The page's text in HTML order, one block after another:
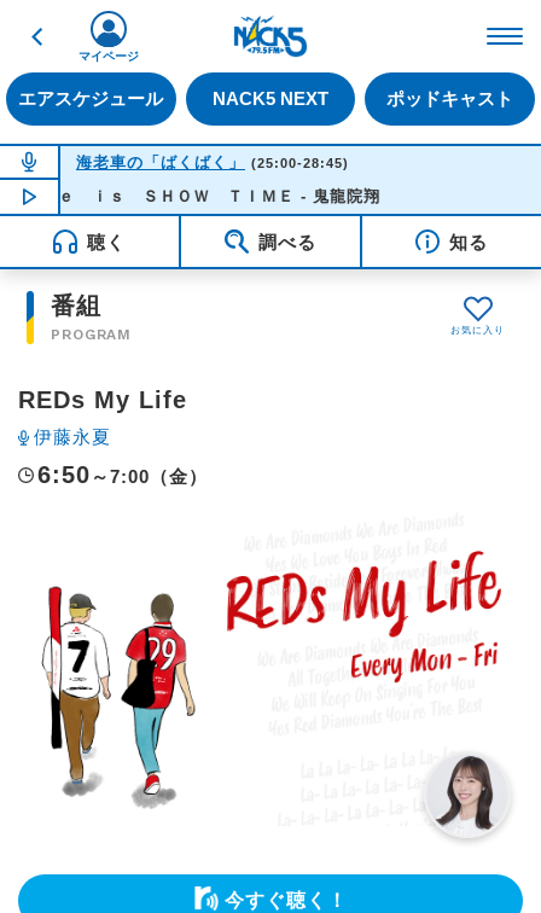
戻る
エアスケジュール NACK5 NEXT ポッドキャスト
マイページ
NOW ON AIR
海老車の「ばくばく」 (25:00-28:45)
NOW PLAYING04:11
ｉｆｅ ｉｓ ＳＨＯＷ ＴＩＭＥ - 鬼龍院翔
聴く 調べる 知る
番組
PROGRAM
REDs My Life
伊藤永夏
6:50 ～7:00（金）
今すぐ聴く！